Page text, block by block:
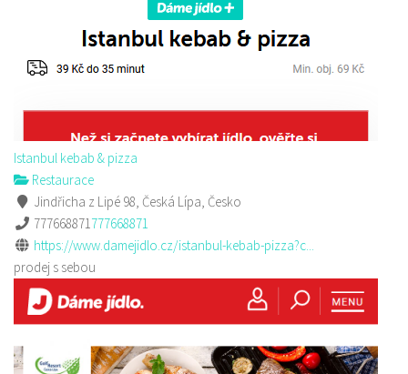
Istanbul kebab & pizza
Restaurace
Jindřicha z Lipé 98, Česká Lípa, Česko
777668871777668871
https://www.damejidlo.cz/istanbul-kebab-pizza?c...
prodej s sebou